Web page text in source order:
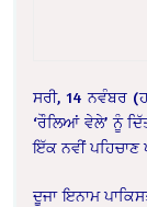
ਸਰੀ, 14 ਨਵੰਬਰ
‘ਰੌਲਿਆਂ ਵੇਲੇ’ ਨੂੰ
ਇੱਕ ਨਵੀਂ
ਦੂਜਾ ਇਨਾਮ